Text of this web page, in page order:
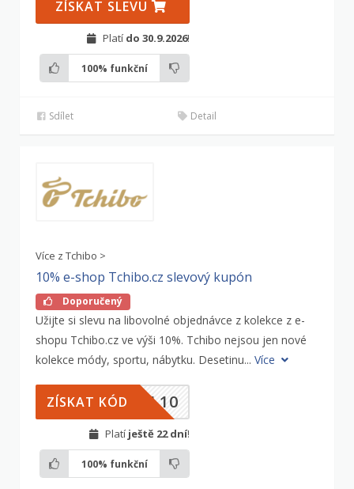
ZÍSKAT SLEVU
Platí do 30.9.2026!
100% funkční
Sdílet Detail
Více z Tchibo >
10% e-shop Tchibo.cz slevový kupón
Doporučený
Užijte si slevu na libovolné objednávce z kolekce z e-
shopu Tchibo.cz ve výši 10%. Tchibo nejsou jen nové
kolekce módy, sportu, nábytku. Desetinu... Více
NL10
ZÍSKAT KÓD
Platí ještě 22 dní!
100% funkční